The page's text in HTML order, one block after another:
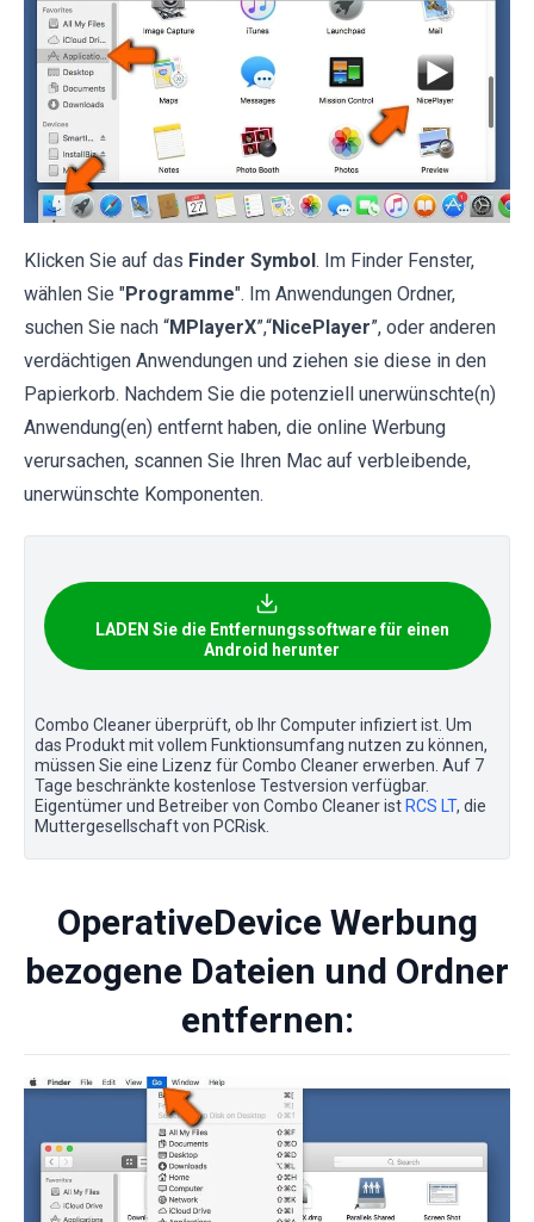
Klicken Sie auf das Finder Symbol. Im Finder Fenster,
wählen Sie "Programme". Im Anwendungen Ordner,
suchen Sie nach “MPlayerX”,“NicePlayer”, oder anderen
verdächtigen Anwendungen und ziehen sie diese in den
Papierkorb. Nachdem Sie die potenziell unerwünschte(n)
Anwendung(en) entfernt haben, die online Werbung
verursachen, scannen Sie Ihren Mac auf verbleibende,
unerwünschte Komponenten.
LADEN Sie die Entfernungssoftware für einen
Android herunter
Combo Cleaner überprüft, ob Ihr Computer infiziert ist. Um
das Produkt mit vollem Funktionsumfang nutzen zu können,
müssen Sie eine Lizenz für Combo Cleaner erwerben. Auf 7
Tage beschränkte kostenlose Testversion verfügbar.
Eigentümer und Betreiber von Combo Cleaner ist RCS LT, die
Muttergesellschaft von PCRisk.
OperativeDevice Werbung
bezogene Dateien und Ordner
entfernen: